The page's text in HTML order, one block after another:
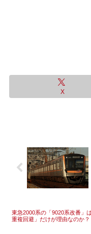
X
東急2000系の「9020系改番」
重複回避」だけが理由なのか？